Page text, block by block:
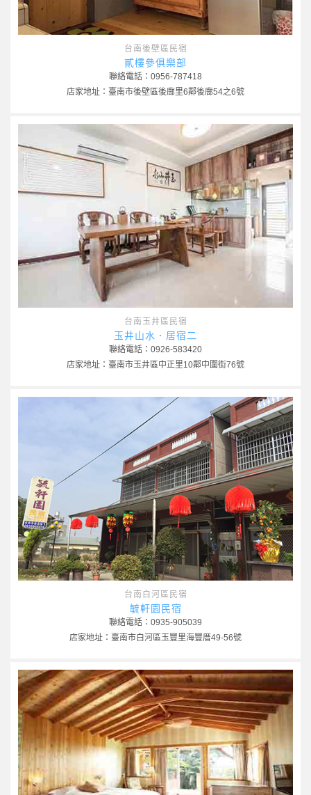
台南後壁區民宿
貳樓參俱樂部
聯絡電話：0956-787418
店家地址：臺南市後壁區後廍里6鄰後廍54之6號
台南玉井區民宿
玉井山水．居宿二
聯絡電話：0926-583420
店家地址：臺南市玉井區中正里10鄰中圍街76號
台南白河區民宿
毓軒園民宿
聯絡電話：0935-905039
店家地址：臺南市白河區玉豐里海豐厝49-56號